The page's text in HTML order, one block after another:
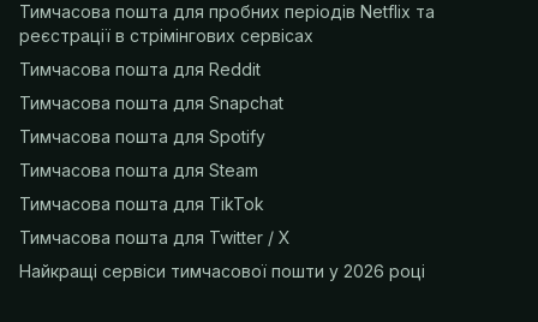
Тимчасова пошта для пробних періодів Netflix та
реєстрації в стрімінгових сервісах
Тимчасова пошта для Reddit
Тимчасова пошта для Snapchat
Тимчасова пошта для Spotify
Тимчасова пошта для Steam
Тимчасова пошта для TikTok
Тимчасова пошта для Twitter / X
Найкращі сервіси тимчасової пошти у 2026 році